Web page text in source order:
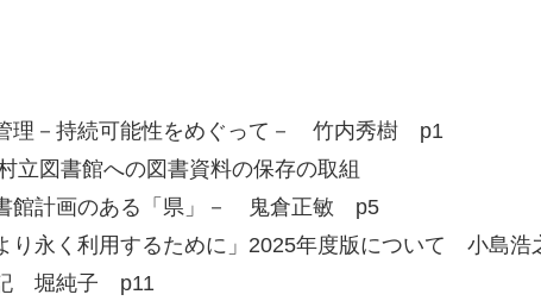
理－持続可能性をめぐって－ 竹内秀樹 p1
立図書館への図書資料の保存の取組
館計画のある「県」－ 鬼倉正敏 p5
り永く利用するために」2025年度版について 小島
記 堀純子 p11